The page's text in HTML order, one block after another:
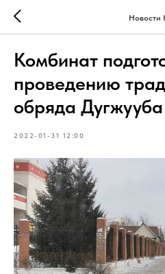
Новости
Комбинат
проведению
обряда
2022-01-31 12:00